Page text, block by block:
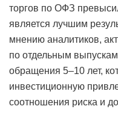
торгов по ОФЗ
является лучшим
мнению аналитиков,
по отдельным
обращения 5–10 лет,
инвестиционную
соотношения риска и